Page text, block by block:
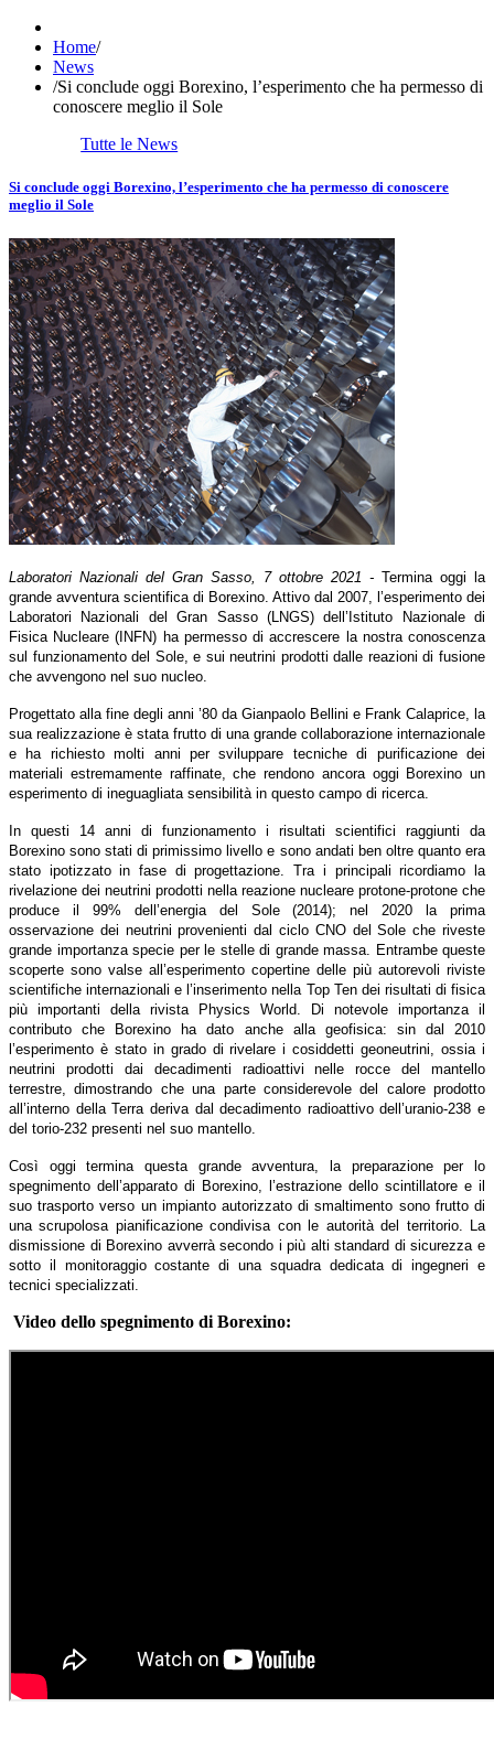
Home/
News
/Si conclude oggi Borexino, l’esperimento che ha permesso di
conoscere meglio il Sole
Tutte le News
Si conclude oggi Borexino, l’esperimento che ha permesso di conoscere
meglio il Sole
Laboratori Nazionali del Gran Sasso, 7 ottobre 2021 - Termina oggi la
grande avventura scientifica di Borexino. Attivo dal 2007, l’esperimento dei
Laboratori Nazionali del Gran Sasso (LNGS) dell’Istituto Nazionale di
Fisica Nucleare (INFN) ha permesso di accrescere la nostra conoscenza
sul funzionamento del Sole, e sui neutrini prodotti dalle reazioni di fusione
che avvengono nel suo nucleo.
Progettato alla fine degli anni ’80 da Gianpaolo Bellini e Frank Calaprice, la
sua realizzazione è stata frutto di una grande collaborazione internazionale
e ha richiesto molti anni per sviluppare tecniche di purificazione dei
materiali estremamente raffinate, che rendono ancora oggi Borexino un
esperimento di ineguagliata sensibilità in questo campo di ricerca.
In questi 14 anni di funzionamento i risultati scientifici raggiunti da
Borexino sono stati di primissimo livello e sono andati ben oltre quanto era
stato ipotizzato in fase di progettazione. Tra i principali ricordiamo la
rivelazione dei neutrini prodotti nella reazione nucleare protone-protone che
produce il 99% dell’energia del Sole (2014); nel 2020 la prima
osservazione dei neutrini provenienti dal ciclo CNO del Sole che riveste
grande importanza specie per le stelle di grande massa. Entrambe queste
scoperte sono valse all’esperimento copertine delle più autorevoli riviste
scientifiche internazionali e l’inserimento nella Top Ten dei risultati di fisica
più importanti della rivista Physics World. Di notevole importanza il
contributo che Borexino ha dato anche alla geofisica: sin dal 2010
l’esperimento è stato in grado di rivelare i cosiddetti geoneutrini, ossia i
neutrini prodotti dai decadimenti radioattivi nelle rocce del mantello
terrestre, dimostrando che una parte considerevole del calore prodotto
all’interno della Terra deriva dal decadimento radioattivo dell’uranio-238 e
del torio-232 presenti nel suo mantello.
Così oggi termina questa grande avventura, la preparazione per lo
spegnimento dell’apparato di Borexino, l’estrazione dello scintillatore e il
suo trasporto verso un impianto autorizzato di smaltimento sono frutto di
una scrupolosa pianificazione condivisa con le autorità del territorio. La
dismissione di Borexino avverrà secondo i più alti standard di sicurezza e
sotto il monitoraggio costante di una squadra dedicata di ingegneri e
tecnici specializzati.
Video dello spegnimento di Borexino: